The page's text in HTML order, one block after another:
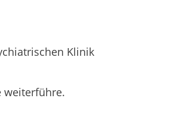
Klinik
weiterführe.